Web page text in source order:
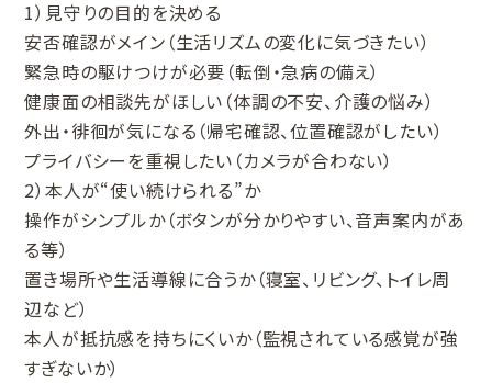
1）見守りの目的を決める
安否確認がメイン（生活リズムの変化に気づきたい）
緊急時の駆けつけが必要（転倒・急病の備え）
健康面の相談先がほしい（体調の不安、介護の悩み）
外出・徘徊が気になる（帰宅確認、位置確認がしたい）
プライバシーを重視したい（カメラが合わない）
2）本人が“使い続けられる”か
操作がシンプルか（ボタンが分かりやすい、音声案内があ
る等）
置き場所や生活導線に合うか（寝室、リビング、トイレ周
辺など）
本人が抵抗感を持ちにくいか（監視されている感覚が強
すぎないか）